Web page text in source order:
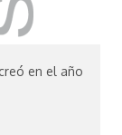
en el año